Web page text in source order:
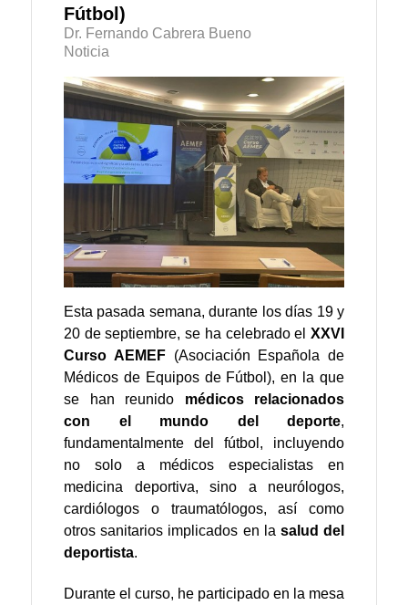
Fútbol)
Dr. Fernando Cabrera Bueno
Noticia
Esta pasada semana, durante los días 19 y
20 de septiembre, se ha celebrado el XXVI
Curso AEMEF(Asociación Española de
Médicos de Equipos de Fútbol), en la que
se han reunido médicos relacionados
con el mundo del deporte,
fundamentalmente del fútbol, incluyendo
no solo a médicos especialistas en
medicina deportiva, sino a neurólogos,
cardiólogos o traumatólogos, así como
otros sanitarios implicados en la salud del
deportista.
Durante el curso, he participado en la mesa